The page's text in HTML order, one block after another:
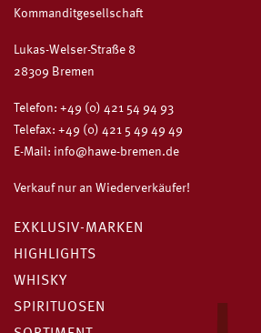
Kommanditgesellschaft
Lukas-Welser-Straße 8
28309 Bremen
Telefon: +49 (0) 421 54 94 93
Telefax: +49 (0) 421 5 49 49 49
E-Mail: info@hawe-bremen.de
Verkauf nur an Wiederverkäufer!
EXKLUSIV-MARKEN
HIGHLIGHTS
WHISKY
SPIRITUOSEN